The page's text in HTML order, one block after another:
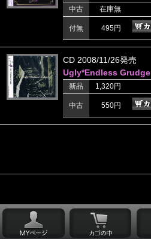
中古
在庫無
付無 495円
CD 2008/11/26発売
Ugly*Endless Grudge
新品 1,320円
中古 550円